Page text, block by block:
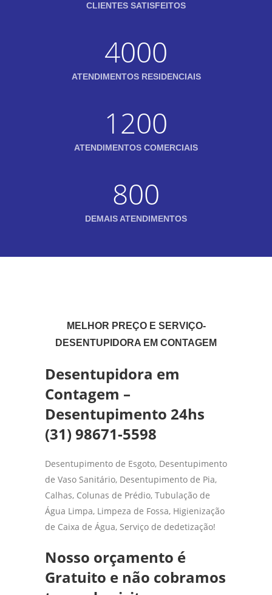
CLIENTES SATISFEITOS
4000
ATENDIMENTOS RESIDENCIAIS
1200
ATENDIMENTOS COMERCIAIS
800
DEMAIS ATENDIMENTOS
MELHOR PREÇO E SERVIÇO-
DESENTUPIDORA EM CONTAGEM
Desentupidora em
Contagem –
Desentupimento 24hs
(31) 98671-5598
Desentupimento de Esgoto, Desentupimento
de Vaso Sanitário, Desentupimento de Pia,
Calhas, Colunas de Prédio, Tubulação de
Água Limpa, Limpeza de Fossa, Higienização
de Caixa de Água, Serviço de dedetização!
Nosso orçamento é
Gratuito e não cobramos